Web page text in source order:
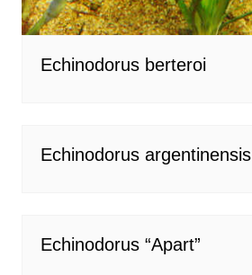
Echinodorus berteroi
Echinodorus argentinensis
Echinodorus “Apart”